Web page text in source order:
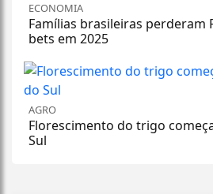
ECONOMIA
Famílias brasileiras perderam
bets em 2025
AGRO
Florescimento do trigo
Sul